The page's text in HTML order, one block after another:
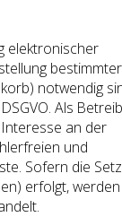
elektronischer
notwendig
Als
an der
und
Sofern die
erfolgt,